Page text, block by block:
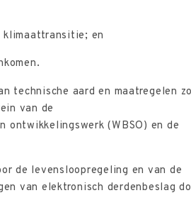
klimaattransitie; en
technische aard en maatregelen
van de
(WBSO) en de
de levensloopregeling en van de
van elektronisch derdenbeslag